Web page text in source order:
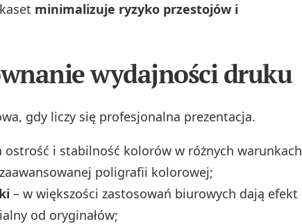
minimalizuje ryzyko przestojów i
wydajności druku
gdy liczy się profesjonalna prezentacja.
ostrość i stabilność kolorów w różnych warunkach
poligrafii kolorowej;
– w większości zastosowań biurowych dają efekt
od oryginałów;